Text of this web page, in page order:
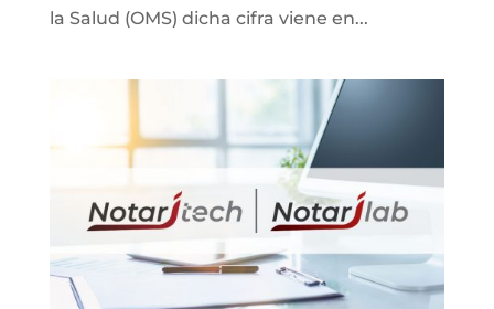
la Salud (OMS) dicha cifra viene en...